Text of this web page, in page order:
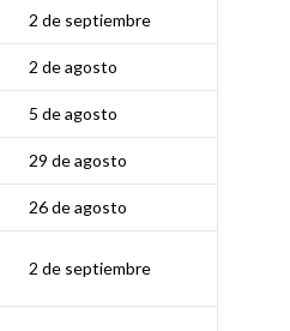
2 de septiembre
2 de agosto
5 de agosto
29 de agosto
26 de agosto
2 de septiembre